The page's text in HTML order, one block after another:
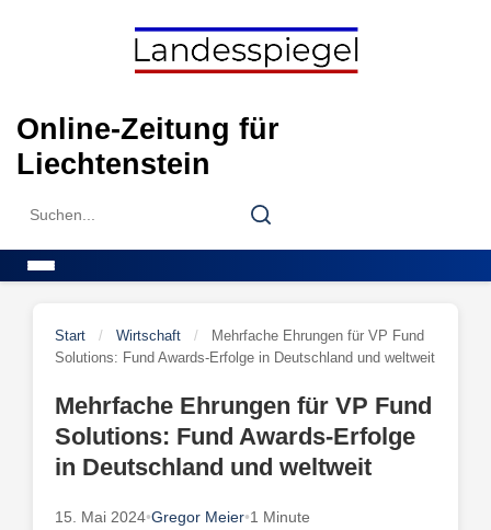
Online-Zeitung für
Liechtenstein
Search
Search
Start / Wirtschaft /
Mehrfache Ehrungen für VP Fund
Solutions: Fund Awards-Erfolge in Deutschland und weltweit
Mehrfache Ehrungen für VP Fund
Solutions: Fund Awards-Erfolge
in Deutschland und weltweit
15. Mai 2024•Gregor Meier•1 Minute